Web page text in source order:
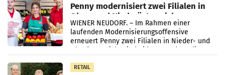
Penny modernisiert zwei Filialen in
Ober- und Niederösterreich
WIENER NEUDORF. – Im Rahmen einer
laufenden Modernisierungsoffensive
erneuert Penny zwei Filialen in Nieder- und
Oberösterreich. Die beiden Standorte liegen
RETAIL